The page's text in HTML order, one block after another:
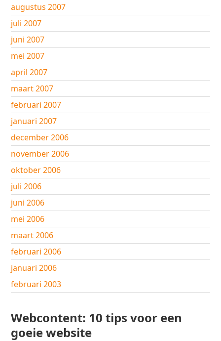
augustus 2007
juli 2007
juni 2007
mei 2007
april 2007
maart 2007
februari 2007
januari 2007
december 2006
november 2006
oktober 2006
juli 2006
juni 2006
mei 2006
maart 2006
februari 2006
januari 2006
februari 2003
Webcontent: 10 tips voor een
goeie website